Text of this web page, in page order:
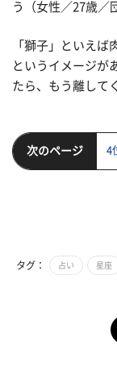
う（女性／27歳／
「獅子」といえ
というイメージが
たら、もう離して
次のページ 4
タグ： 占い 星座